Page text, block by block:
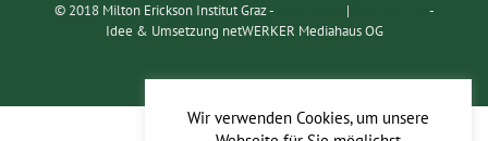
© 2018 Milton Erickson Institut Graz - |
-
Idee & Umsetzung netWERKER Mediahaus OG
Wir verwenden Cookies, um unsere